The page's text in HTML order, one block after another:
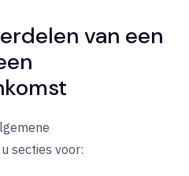
van een
secties voor: